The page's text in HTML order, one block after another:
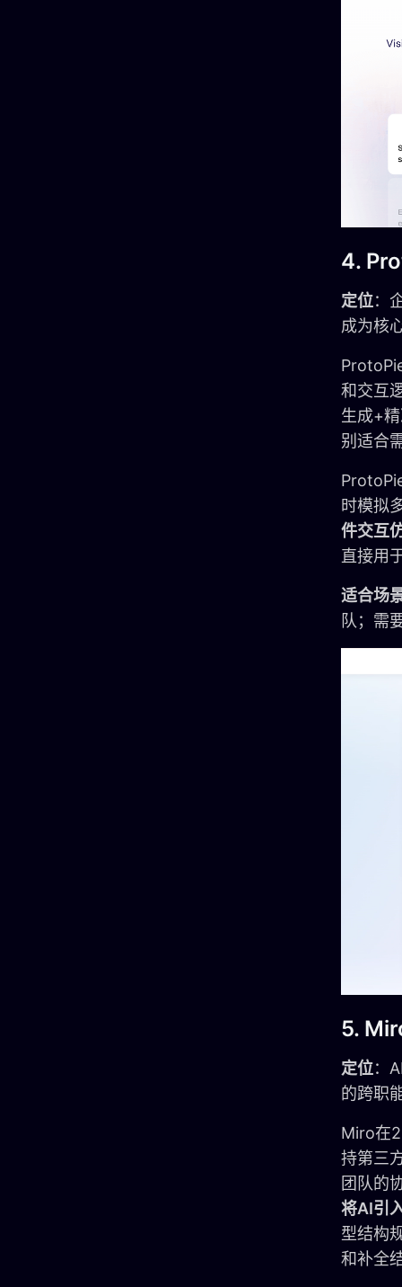
4.
定位：
成为核
和交互
生成+
别适合
时模拟
件交互
直接用
适合场
队；需
5.
定位：
的跨职
Miro在
持第三
团队的
将AI引
型结构
和补全